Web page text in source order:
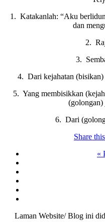
1. Katakanlah: “Aku
dan
2.
3.
4. Dari kejahatan (bisikan)
5. Yang membisikkan
(golongan)
6. Dari
Share
«
Laman Website/ Blog ini